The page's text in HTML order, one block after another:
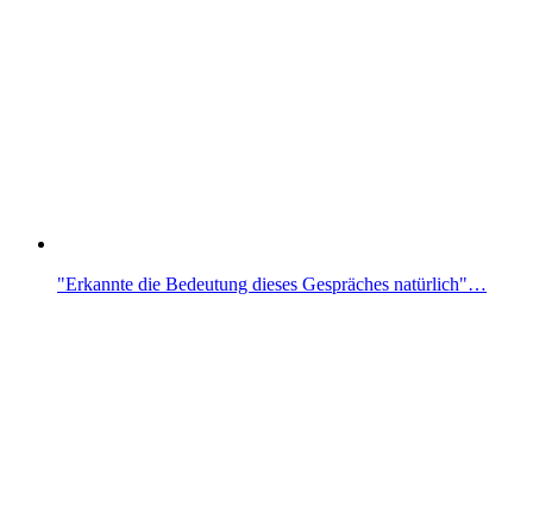
"Erkannte die Bedeutung dieses Gespräches natürlich"…